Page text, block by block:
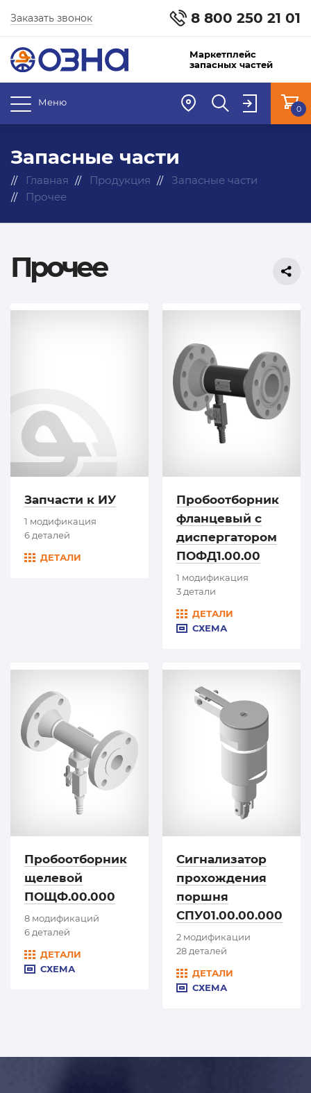
8 800 250 21 01
Заказать звонок
Маркетплейс
запасных частей
Меню
0
Запасные части
Главная Продукция
Запасные части
Прочее
Прочее
Запчасти к ИУ
1 модификация
6 деталей
ДЕТАЛИ
Пробоотборник
фланцевый с
диспергатором
ПОФД1.00.00
1 модификация
3 детали
ДЕТАЛИ
СХЕМА
Пробоотборник
щелевой
ПОЩФ.00.000
8 модификаций
6 деталей
ДЕТАЛИ
СХЕМА
Сигнализатор
прохождения
поршня
СПУ01.00.00.000
2 модификации
28 деталей
ДЕТАЛИ
СХЕМА